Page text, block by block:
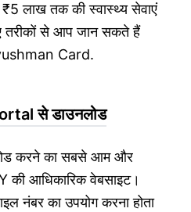
लाख तक की स्वास्थ्य सेवाएं
तरीकों से आप जान सकते हैं
Card.
से डाउनलोड
करने का सबसे आम और
की आधिकारिक वेबसाइट।
नंबर का उपयोग करना होता